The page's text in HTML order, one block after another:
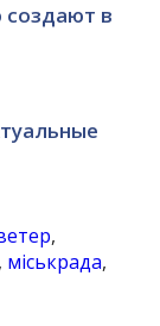
в
,
, міськрада,